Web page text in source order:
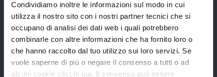
Condividiamo inoltre le informazioni sul modo in cui
utilizza il nostro sito con i nostri partner tecnici che si
occupano di analisi dei dati web i quali potrebbero
combinarle con altre informazioni che ha fornito loro o
che hanno raccolto dal tuo utilizzo sui loro servizi. Se
vuole saperne di più o negare il consenso a tutti o ad
alcuni cookie clicchi qui. Il consenso può essere
Storia della Provincia
Elezioni